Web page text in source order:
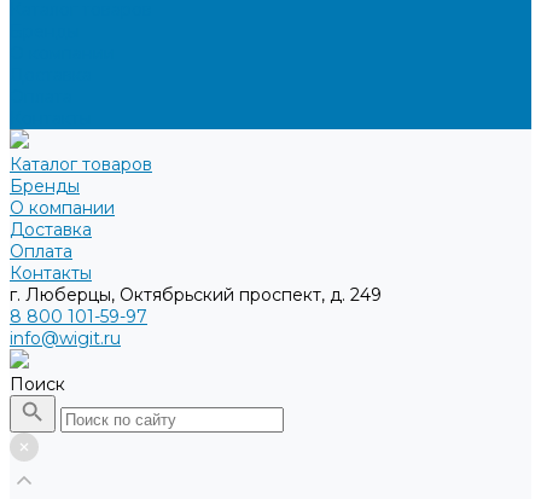
Каталог товаров
Бренды
О компании
Доставка
Оплата
Контакты
г. Люберцы, Октябрьский проспект, д. 249
8 800 101-59-97
info@wigit.ru
Поиск